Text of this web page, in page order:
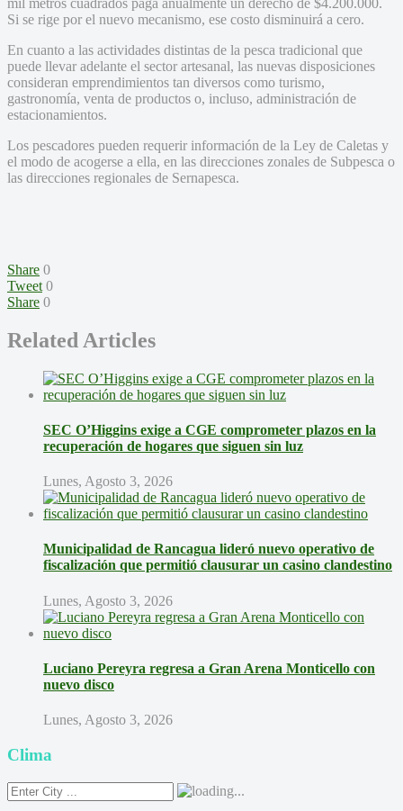
Si se rige por el nuevo mecanismo, ese costo disminuirá a cero.
En cuanto a las actividades distintas de la pesca tradicional que
puede llevar adelante el sector artesanal, las nuevas disposiciones
consideran emprendimientos tan diversos como turismo,
gastronomía, venta de productos o, incluso, administración de
estacionamientos.
Los pescadores pueden requerir información de la Ley de Caletas y
el modo de acogerse a ella, en las direcciones zonales de Subpesca o
las direcciones regionales de Sernapesca.
Share 0
Tweet 0
Share 0
Related Articles
SEC O’Higgins exige a CGE comprometer plazos en la
recuperación de hogares que siguen sin luz
Lunes, Agosto 3, 2026
Municipalidad de Rancagua lideró nuevo operativo de
fiscalización que permitió clausurar un casino clandestino
Lunes, Agosto 3, 2026
Luciano Pereyra regresa a Gran Arena Monticello con
nuevo disco
Lunes, Agosto 3, 2026
Clima